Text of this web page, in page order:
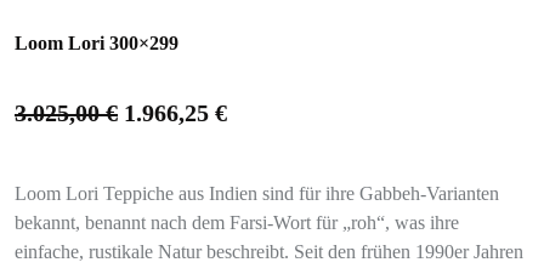
Loom Lori 300×299
3.025,00€ 1.966,25 €
Loom Lori Teppiche aus Indien sind für ihre Gabbeh-Varianten
bekannt, benannt nach dem Farsi-Wort für „roh“, was ihre
einfache, rustikale Natur beschreibt. Seit den frühen 1990er Jahren